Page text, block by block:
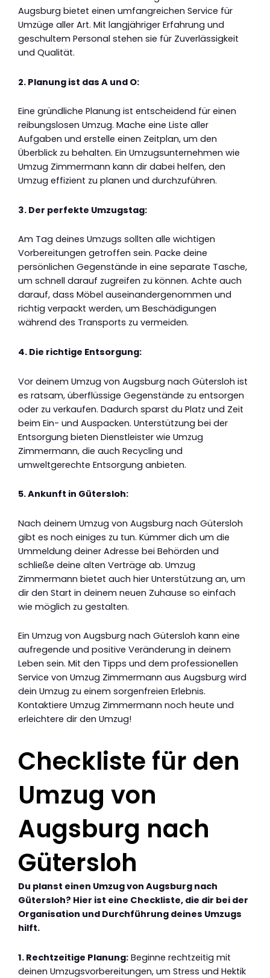
Augsburg bietet einen umfangreichen Service für
Umzüge aller Art. Mit langjähriger Erfahrung und
geschultem Personal stehen sie für Zuverlässigkeit
und Qualität.
2. Planung ist das A und O:
Eine gründliche Planung ist entscheidend für einen
reibungslosen Umzug. Mache eine Liste aller
Aufgaben und erstelle einen Zeitplan, um den
Überblick zu behalten. Ein Umzugsunternehmen wie
Umzug Zimmermann kann dir dabei helfen, den
Umzug effizient zu planen und durchzuführen.
3. Der perfekte Umzugstag:
Am Tag deines Umzugs sollten alle wichtigen
Vorbereitungen getroffen sein. Packe deine
persönlichen Gegenstände in eine separate Tasche,
um schnell darauf zugreifen zu können. Achte auch
darauf, dass Möbel auseinandergenommen und
richtig verpackt werden, um Beschädigungen
während des Transports zu vermeiden.
4. Die richtige Entsorgung:
Vor deinem Umzug von Augsburg nach Gütersloh ist
es ratsam, überflüssige Gegenstände zu entsorgen
oder zu verkaufen. Dadurch sparst du Platz und Zeit
beim Ein- und Auspacken. Unterstützung bei der
Entsorgung bieten Dienstleister wie Umzug
Zimmermann, die auch Recycling und
umweltgerechte Entsorgung anbieten.
5. Ankunft in Gütersloh:
Nach deinem Umzug von Augsburg nach Gütersloh
gibt es noch einiges zu tun. Kümmer dich um die
Ummeldung deiner Adresse bei Behörden und
schließe deine alten Verträge ab. Umzug
Zimmermann bietet auch hier Unterstützung an, um
dir den Start in deinem neuen Zuhause so einfach
wie möglich zu gestalten.
Ein Umzug von Augsburg nach Gütersloh kann eine
aufregende und positive Veränderung in deinem
Leben sein. Mit den Tipps und dem professionellen
Service von Umzug Zimmermann aus Augsburg wird
dein Umzug zu einem sorgenfreien Erlebnis.
Kontaktiere Umzug Zimmermann noch heute und
erleichtere dir den Umzug!
Checkliste für den
Umzug von
Augsburg nach
Gütersloh
Du planst einen Umzug von Augsburg nach
Gütersloh? Hier ist eine Checkliste, die dir bei der
Organisation und Durchführung deines Umzugs
hilft.
1. Rechtzeitige Planung: Beginne rechtzeitig mit
deinen Umzugsvorbereitungen, um Stress und Hektik